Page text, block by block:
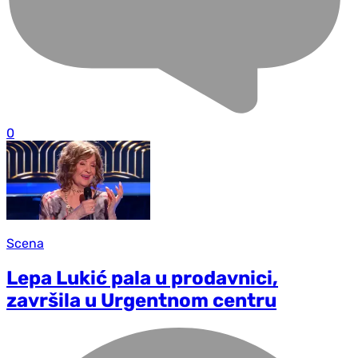
0
Scena
Lepa Lukić pala u prodavnici,
završila u Urgentnom centru